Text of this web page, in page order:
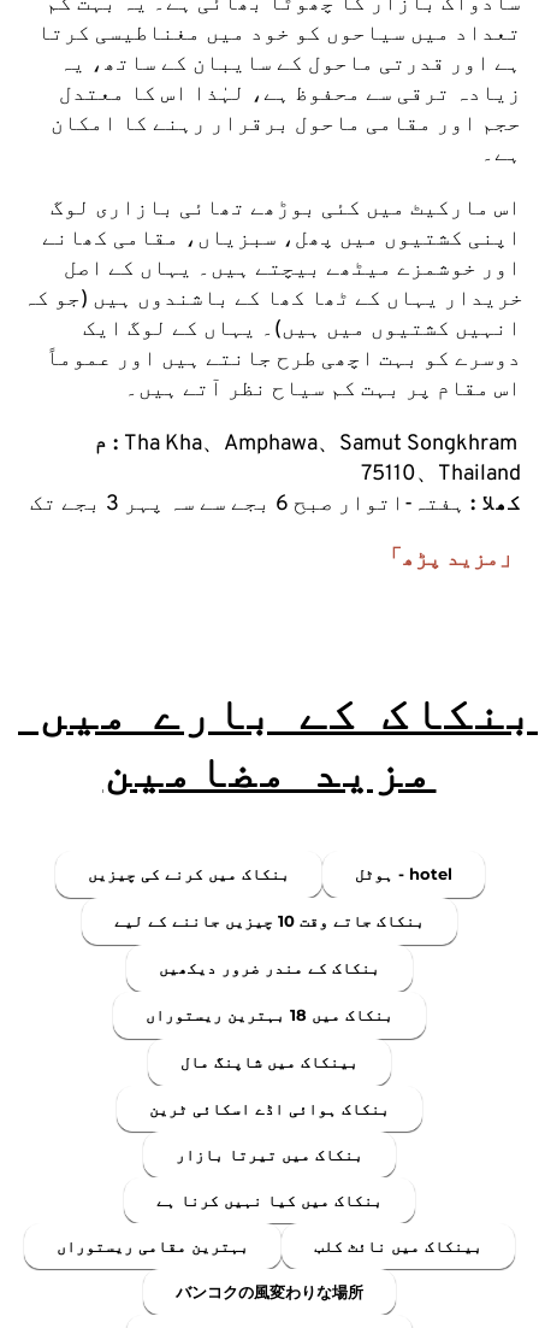
ہے۔
اس مقام پر بہت کم سیاح نظر آتے ہیں۔
م : Tha Kha、Amphawa、Samut Songkhram
75110、Thailand
کھلا : ہفتہ-اتوار صبح 6 بجے سے سہ پہر 3 بجے تک
「مزید پڑھ」
بنکاک کے بارے میں
مزید مضامین
بنکاک میں کرنے کی چیزیں ہوٹل - hotel
بنکاک جاتے وقت 10 چیزیں جاننے کے لیے
بنکاک کے مندر ضرور دیکھیں
بنکاک میں 18 بہترین ریستوراں
بینکاک میں شاپنگ مال
بنکاک ہوائی اڈے اسکائی ٹرین
بنکاک میں تیرتا بازار
بنکاک میں کیا نہیں کرنا ہے
بہترین مقامی ریستوراں بینکاک میں نائٹ کلب
バンコクの風変わりな場所